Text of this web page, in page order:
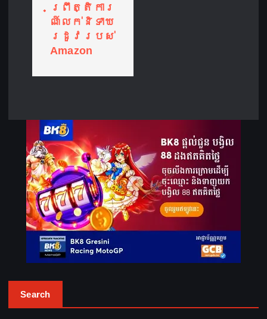
o
n
ព្រឹត្តិការ
ណ៍លក់និទាឃ
រដូវរបស់
Amazon
Search